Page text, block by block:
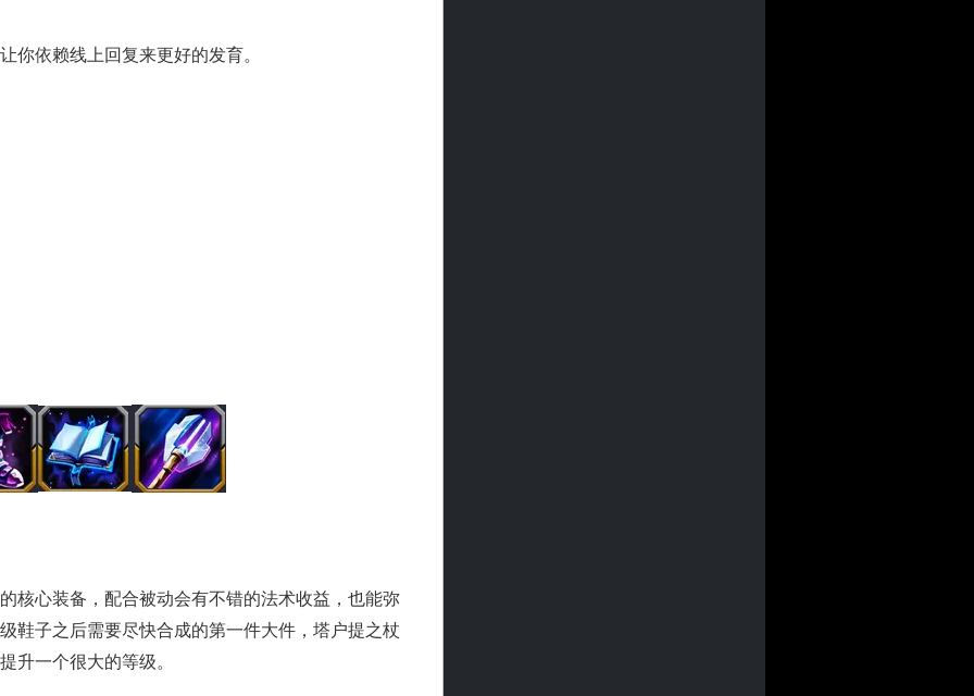
依赖线上回复来更好的发育。
心装备，配合被动会有不错的法术收益，也能弥
鞋子之后需要尽快合成的第一件大件，塔户提之杖
升一个很大的等级。